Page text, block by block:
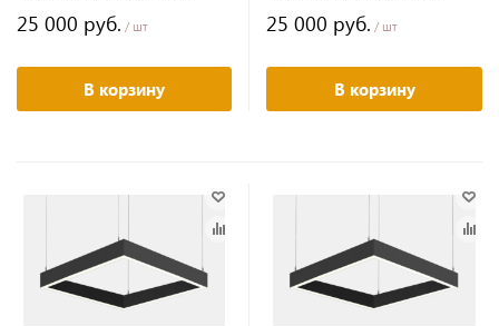
25 000 руб. / шт
В корзину
25 000 руб. / шт
В корзину